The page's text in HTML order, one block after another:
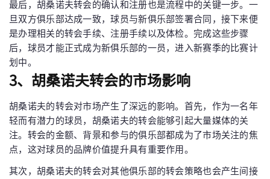
最后，胡桑诺夫转会的确认和注册也是流程中的关键一步。一
旦双方俱乐部达成一致，球员与新俱乐部签署合同，接下来便
是办理相关的转会手续、注册手续以及体检。完成这些步骤
后，球员才能正式成为新俱乐部的一员，进入新赛季的比赛计
划中。
3、胡桑诺夫转会的市场影响
胡桑诺夫的转会对市场产生了深远的影响。首先，作为一名年
轻而有潜力的球员，胡桑诺夫的转会能够引起大量媒体的关
注。转会的金额、背景和参与的俱乐部都成为了市场关注的焦
点，这对球员的品牌价值提升具有重要作用。
其次，胡桑诺夫的转会对其他俱乐部的转会策略也会产生间接